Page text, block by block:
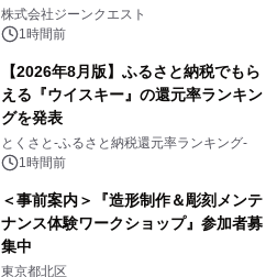
タ活用を支援
株式会社ジーンクエスト
1時間前
【2026年8月版】ふるさと納税でもら
える『ウイスキー』の還元率ランキン
グを発表
とくさと-ふるさと納税還元率ランキング-
1時間前
＜事前案内＞『造形制作＆彫刻メンテ
ナンス体験ワークショップ』参加者募
集中
東京都北区